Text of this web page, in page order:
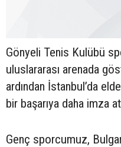
Gönyeli Tenis Kulübü
uluslararası arenada
ardından İstanbul’da
bir başarıya daha imza
Genç sporcumuz,